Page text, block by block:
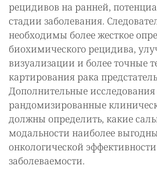
рецидивов на ранней,
стадии заболевания.
необходимы более жесткое
биохимического рецидива,
визуализации и более точные
картирования рака
Дополнительные
рандомизированные
должны определить, какие
модальности наиболее
онкологической
заболеваемости.